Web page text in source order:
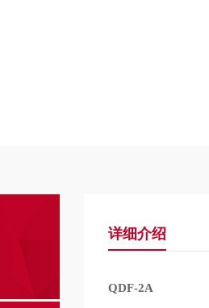
详细介绍
QDF-2A